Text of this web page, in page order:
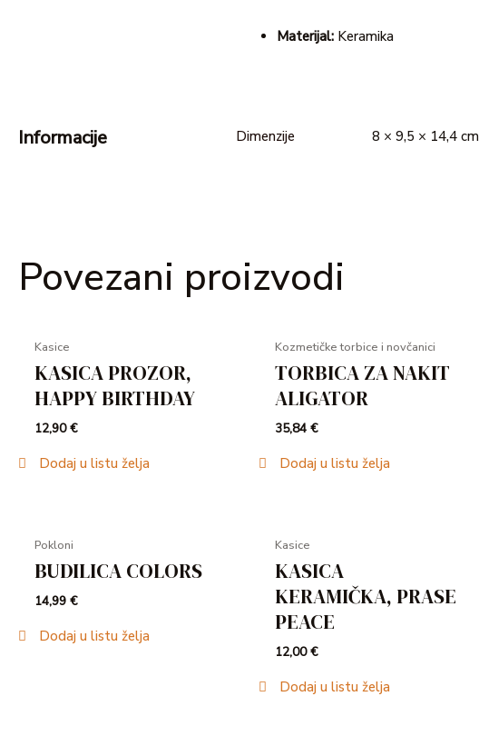
Materijal: Keramika
Informacije Dimenzije 8 × 9,5 × 14,4 cm
Povezani proizvodi
Kasice
KASICA PROZOR,
HAPPY BIRTHDAY
12,90€
Dodaj u listu želja
Kozmetičke torbice i novčanici
TORBICA ZA NAKIT
ALIGATOR
35,84 €
Dodaj u listu želja
Pokloni
BUDILICA COLORS
14,99 €
Dodaj u listu želja
Kasice
KASICA
KERAMIČKA, PRASE
PEACE
12,00€
Dodaj u listu želja